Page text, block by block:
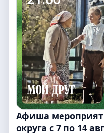
Афиша
округа с 7 по 14